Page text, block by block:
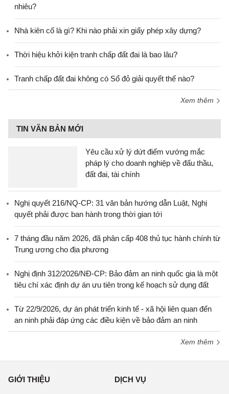
nhiêu?
Nhà kiên cố là gì? Khi nào phải xin giấy phép xây dựng?
Thời hiệu khởi kiện tranh chấp đất đai là bao lâu?
Tranh chấp đất đai không có Sổ đỏ giải quyết thế nào?
Xem thêm
TIN VĂN BẢN MỚI
Yêu cầu xử lý dứt điểm vướng mắc
pháp lý cho doanh nghiệp về đấu thầu,
đất đai, tài chính
Nghị quyết 216/NQ-CP: 31 văn bản hướng dẫn Luật, Nghị
quyết phải được ban hành trong thời gian tới
7 tháng đầu năm 2026, đã phân cấp 408 thủ tục hành chính từ
Trung ương cho địa phương
Nghị định 312/2026/NĐ-CP: Bảo đảm an ninh quốc gia là một
tiêu chí xác định dự án ưu tiên trong kế hoạch sử dụng đất
Từ 22/9/2026, dự án phát triển kinh tế - xã hội liên quan đến
an ninh phải đáp ứng các điều kiện về bảo đảm an ninh
Xem thêm
GIỚI THIỆU DỊCH VỤ